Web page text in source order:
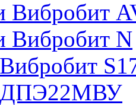
Вибробит
Вибробит N
ДПЭ22МВУ